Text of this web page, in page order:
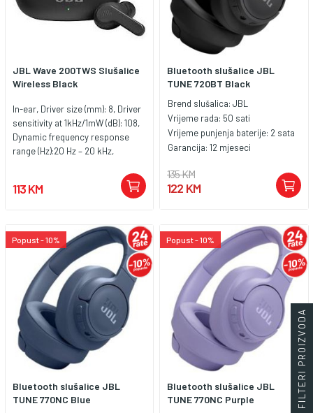
kada se ne koriste, kabl koji se
kako JBL TUNE110BT slušalice
mogu postati suštinski deo vaš
muziku. Bežične slušalice sa
mikrofonom, in-ear, Bluetooth,
frekvencija 20 - 20.000 MHz,
impedanca 16 Ω, Li-Ion baterija,
JBL Wave 200TWS Slušalice
Wireless Black
In-ear, Driver size (mm): 8, Driver
sensitivity at 1kHz/1mW (dB): 108,
Dynamic frequency response
range (Hz):20 Hz – 20 kHz,
version: 5.0, Charging time
113 KM
Bluetooth slušalice JBL
TUNE 720BT Black
Brend slušalica: JBL
Vrijeme rada: 50 sati
Vrijeme punjenja baterije: 2 sata
Garancija: 12 mjeseci
135 KM
122 KM
Popust - 10%
Bluetooth slušalice JBL
TUNE 770NC Blue
Popust - 10%
Bluetooth slušalice JBL
TUNE 770NC Purple
FILTERI PROIZVODA